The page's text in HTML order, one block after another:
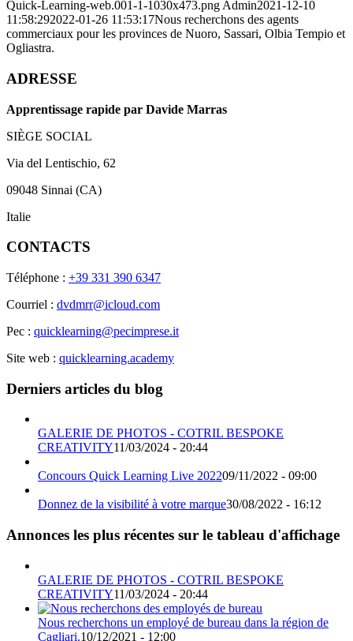
Quick-Learning-web.001-1-1030x473.png Admin2021-12-10
11:58:292022-01-26 11:53:17Nous recherchons des agents
commerciaux pour les provinces de Nuoro, Sassari, Olbia Tempio et
Ogliastra.
ADRESSE
Apprentissage rapide par Davide Marras
SIÈGE SOCIAL
Via del Lentischio, 62
09048 Sinnai (CA)
Italie
CONTACTS
Téléphone : +39 331 390 6347
Courriel : dvdmrr@icloud.com
Pec : quicklearning@pecimprese.it
Site web : quicklearning.academy
Derniers articles du blog
GALERIE DE PHOTOS - COTRIL BESPOKE
CREATIVITY11/03/2024 - 20:44
Concours Quick Learning Live 202209/11/2022 - 09:00
Donnez de la visibilité à votre marque30/08/2022 - 16:12
Annonces les plus récentes sur le tableau d'affichage
GALERIE DE PHOTOS - COTRIL BESPOKE
CREATIVITY11/03/2024 - 20:44
Nous recherchons un employé de bureau dans la région de
Cagliari.10/12/2021 - 12:00